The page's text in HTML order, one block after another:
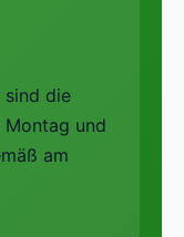
sind die
Montag und
am